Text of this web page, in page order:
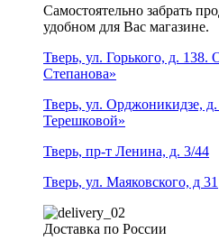
Самостоятельно забрать
удобном для Вас магазине.
Тверь, ул. Горького, д. 138.
Степанова»
Тверь, ул. Орджоникидзе,
Терешковой»
Тверь, пр-т Ленина, д. 3/44
Тверь, ул. Маяковского, д 31
Доставка по России